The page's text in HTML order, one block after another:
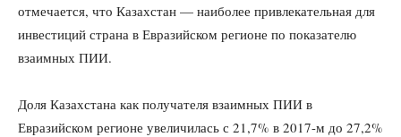
отмечается, что Казахстан — наиболее привлекательная для
инвестиций страна в Евразийском регионе по показателю
взаимных ПИИ.
Доля Казахстана как получателя взаимных ПИИ в
Евразийском регионе увеличилась с 21,7% в 2017-м до 27,2%